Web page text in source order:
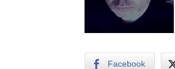
Facebook